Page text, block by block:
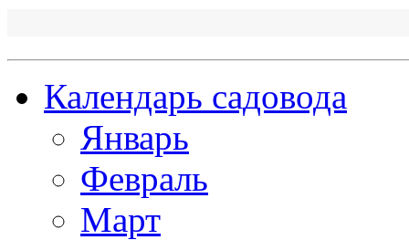
Календарь садовода
Январь
Февраль
Март